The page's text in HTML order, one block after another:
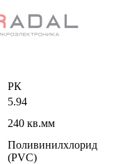
РК
5.94
240 кв.мм
Поливинилхлорид
(PVC)